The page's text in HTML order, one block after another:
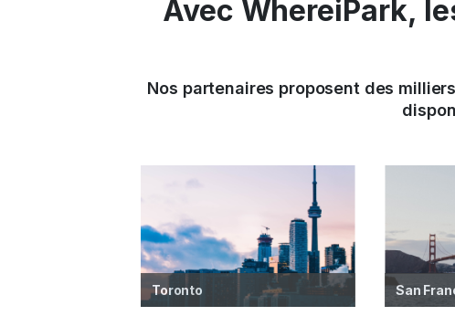
Avec WhereiPark,
Nos partenaires proposent des
Toronto San